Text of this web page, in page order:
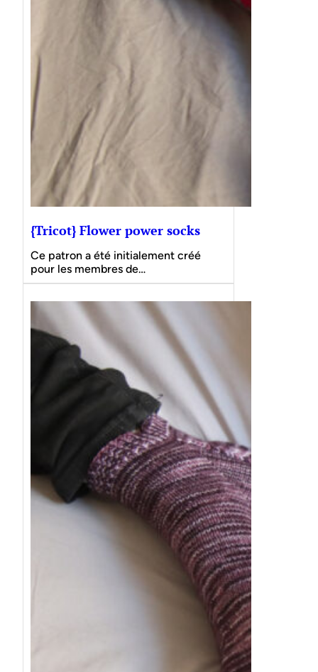
{Tricot} Flower power socks
Ce patron a été initialement créé
pour les membres de…